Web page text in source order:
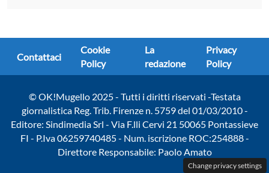
Contattaci
Cookie
Policy
La
redazione
Privacy
Policy
© OK!Mugello 2025 - Tutti i diritti riservati -Testata
giornalistica Reg. Trib. Firenze n. 5759 del 01/03/2010 -
Editore: Sindimedia Srl - Via F.lli Cervi 21 50065 Pontassieve
FI - P.Iva 06259740485 - Num. iscrizione ROC:254888 -
Direttore Responsabile: Paolo Amato
Change privacy settings